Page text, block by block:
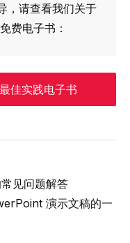
，请查看我们关于
费电子书：
佳实践电子书
见问题解答
演示文稿的一